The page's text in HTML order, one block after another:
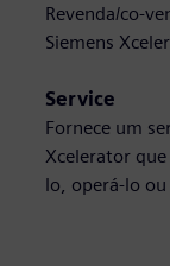
Revenda/co-
Siemens
Service
Fornece um
Xcelerator
lo, operá-lo